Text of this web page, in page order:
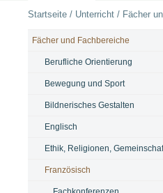
Startseite / Unterricht / Fächer
NAVIGATION
Fächer und Fachbereiche
Berufliche Orientierung
Bewegung und Sport
Bildnerisches Gestalten
Englisch
Ethik, Religionen,
Französisch